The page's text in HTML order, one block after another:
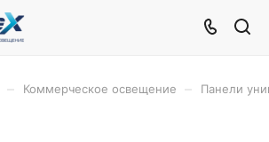
Коммерческое освещение Панели